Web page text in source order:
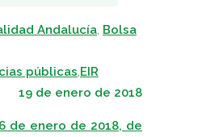
Andalucía, Bolsa
públicas,EIR
19 de enero de 2018
de enero de 2018, de